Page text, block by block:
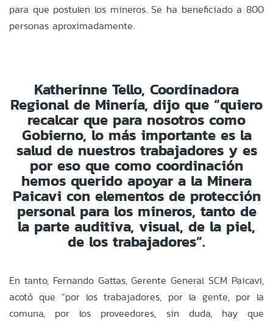
para que postulen los mineros. Se ha beneficiado a 800
personas aproximadamente.
Katherinne Tello, Coordinadora
Regional de Minería, dijo que “quiero
recalcar que para nosotros como
Gobierno, lo más importante es la
salud de nuestros trabajadores y es
por eso que como coordinación
hemos querido apoyar a la Minera
Paicavi con elementos de protección
personal para los mineros, tanto de
la parte auditiva, visual, de la piel,
de los trabajadores”.
En tanto, Fernando Gattas, Gerente General SCM Paicavi,
acotó que “por los trabajadores, por la gente, por la
comuna, por los proveedores, sin duda, hay que